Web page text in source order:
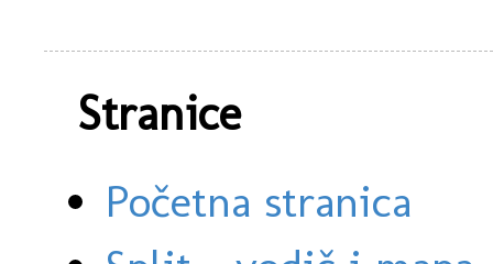
Stranice
Početna stranica